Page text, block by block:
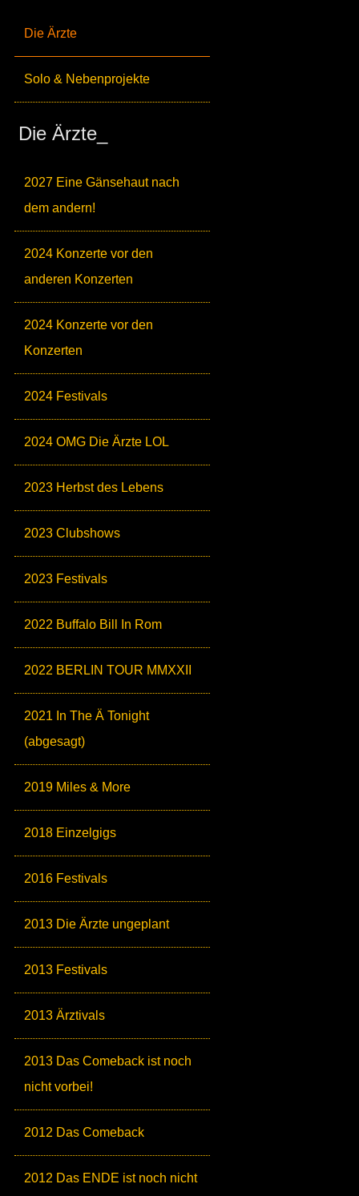
Die Ärzte
Solo & Nebenprojekte
Die Ärzte_
2027 Eine Gänsehaut nach
dem andern!
2024 Konzerte vor den
anderen Konzerten
2024 Konzerte vor den
Konzerten
2024 Festivals
2024 OMG Die Ärzte LOL
2023 Herbst des Lebens
2023 Clubshows
2023 Festivals
2022 Buffalo Bill In Rom
2022 BERLIN TOUR MMXXII
2021 In The Ä Tonight
(abgesagt)
2019 Miles & More
2018 Einzelgigs
2016 Festivals
2013 Die Ärzte ungeplant
2013 Festivals
2013 Ärztivals
2013 Das Comeback ist noch
nicht vorbei!
2012 Das Comeback
2012 Das ENDE ist noch nicht